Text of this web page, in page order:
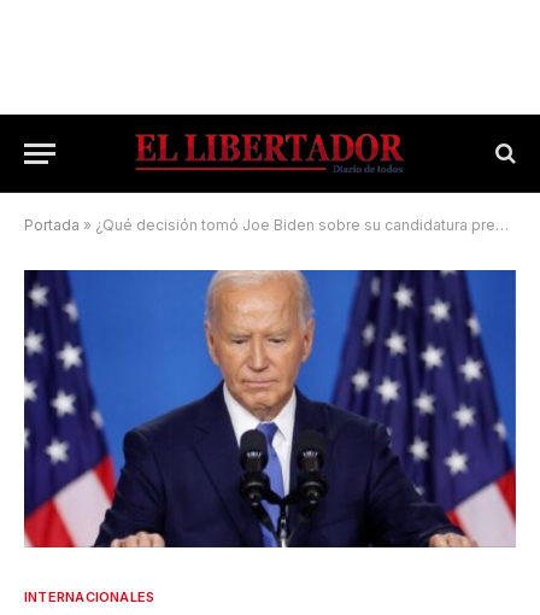
Portada » ¿Qué decisión tomó Joe Biden sobre su candidatura presidencial?
INTERNACIONALES